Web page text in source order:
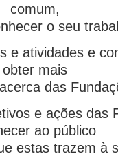
comum,
o seu
e atividades e
obter mais
das
e ações das
ao público
estas trazem à